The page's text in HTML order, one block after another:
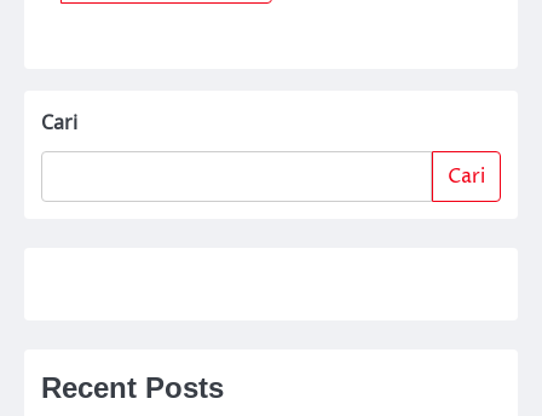
Cari
Cari
Recent Posts